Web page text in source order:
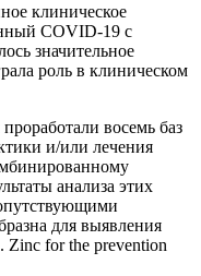
клиническое
COVID-19 с
значительное
роль в клиническом
восемь баз
и/или лечения
анализа этих
для выявления
Zinc for the prevention